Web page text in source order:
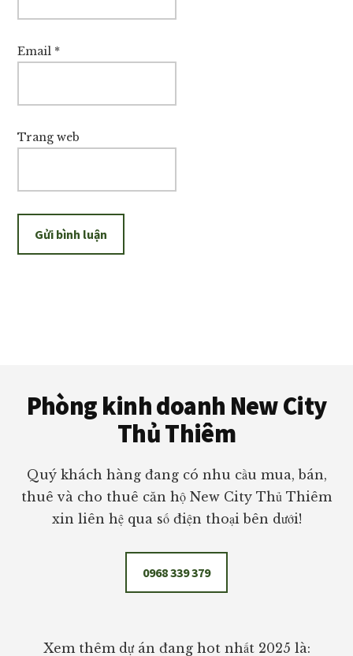
Email *
Trang web
Phòng kinh doanh New City
Thủ Thiêm
Quý khách hàng đang có nhu cầu mua, bán,
thuê và cho thuê căn hộ New City Thủ Thiêm
xin liên hệ qua số điện thoại bên dưới!
0968 339 379
Xem thêm dự án đang hot nhất 2025 là: